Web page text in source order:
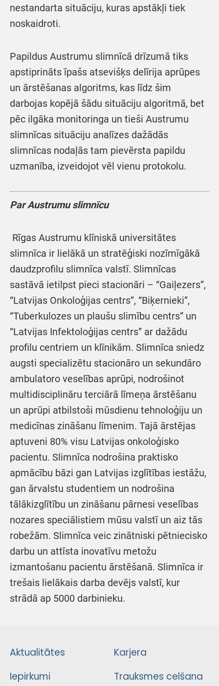
nestandarta situāciju, kuras apstākļi tiek
noskaidroti.
Papildus Austrumu slimnīcā drīzumā tiks
apstiprināts īpašs atsevišķs delīrija aprūpes
un ārstēšanas algoritms, kas līdz šim
darbojas kopējā šādu situāciju algoritmā, bet
pēc ilgāka monitoringa un tieši Austrumu
slimnīcas situāciju analīzes dažādās
slimnīcas nodaļās tam pievērsta papildu
uzmanība, izveidojot vēl vienu protokolu.
Par Austrumu slimnīcu
Rīgas Austrumu klīniskā universitātes
slimnīca ir lielākā un stratēģiski nozīmīgākā
daudzprofilu slimnīca valstī. Slimnīcas
sastāvā ietilpst pieci stacionāri – “Gaiļezers”,
“Latvijas Onkoloģijas centrs”, “Biķernieki”,
“Tuberkulozes un plaušu slimību centrs” un
“Latvijas Infektoloģijas centrs” ar dažādu
profilu centriem un klīnikām. Slimnīca sniedz
augsti specializētu stacionāro un sekundāro
ambulatoro veselības aprūpi, nodrošinot
multidisciplināru terciārā līmeņa ārstēšanu
un aprūpi atbilstoši mūsdienu tehnoloģiju un
medicīnas zināšanu līmenim. Tajā ārstējas
aptuveni 80% visu Latvijas onkoloģisko
pacientu. Slimnīca nodrošina praktisko
apmācību bāzi gan Latvijas izglītības iestāžu,
gan ārvalstu studentiem un nodrošina
tālākizglītību un zināšanu pārnesi veselības
nozares speciālistiem mūsu valstī un aiz tās
robežām. Slimnīca veic zinātniski pētniecisko
darbu un attīsta inovatīvu metožu
izmantošanu pacientu ārstēšanā. Slimnīca ir
trešais lielākais darba devējs valstī, kur
strādā ap 5000 darbinieku.
Aktualitātes
Iepirkumi
Karjera
Trauksmes celšana